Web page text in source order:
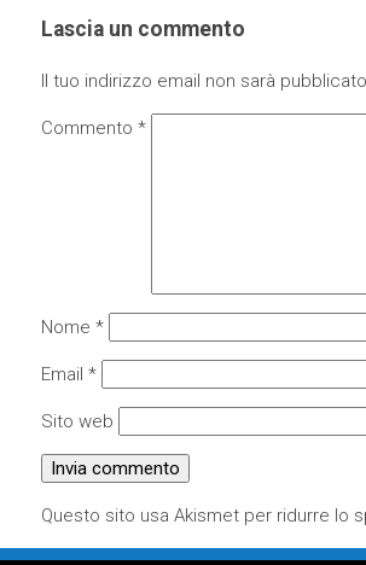
Lascia un commento
Il tuo indirizzo email non sarà
Commento *
Nome *
Email *
Sito web
Questo sito usa Akismet per ridurre lo